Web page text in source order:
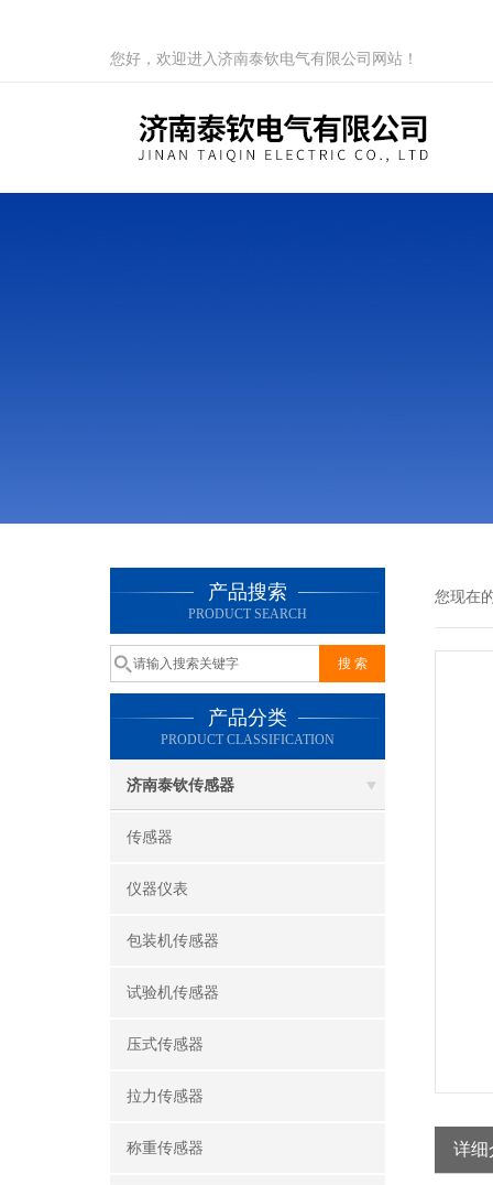
您好，欢迎进入济南泰钦电气有限公司网站！
产品搜索
PRODUCT SEARCH
产品分类
PRODUCT CLASSIFICATION
济南泰钦传感器
传感器
仪器仪表
包装机传感器
试验机传感器
压式传感器
拉力传感器
称重传感器
您现在
详细